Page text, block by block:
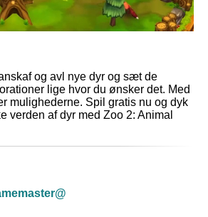
og avl nye dyr og sæt de
lige hvor du ønsker det. Med
mulighederne. Spil gratis nu og dyk
verden af dyr med Zoo 2: Animal